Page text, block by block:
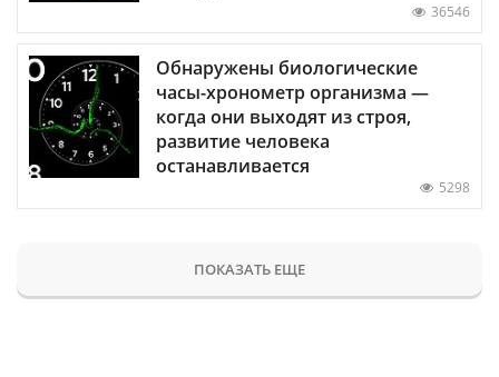
36546
Обнаружены биологические
часы-хронометр организма —
когда они выходят из строя,
развитие человека
останавливается
5298
ПОКАЗАТЬ ЕЩЕ